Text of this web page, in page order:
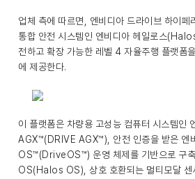
업체 측에 따르면, 엔비디아 드라이브 하이페
통합 안전 시스템인 엔비디아 헤일로스
전하고 확장 가능한 레벨 4 자율주행 플랫폼
에 제공한다.
이 플랫폼은 차량용 고성능 컴퓨터 시스템인
AGX™(DRIVE AGX™), 안전 인증을 받은 엔
OS™(DriveOS™) 운영 체제를 기반으로 구
OS(Halos OS), 상호 호환되는 멀티모달 센